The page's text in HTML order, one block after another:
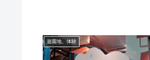
遊園地、体験